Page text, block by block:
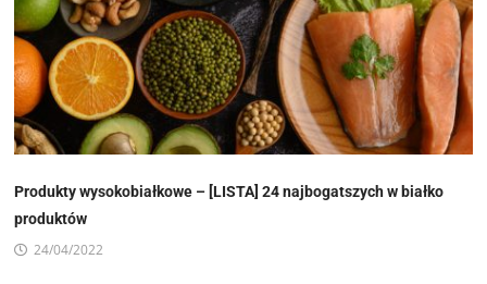
Produkty wysokobiałkowe – [LISTA] 24 najbogatszych w białko
produktów
24/04/2022